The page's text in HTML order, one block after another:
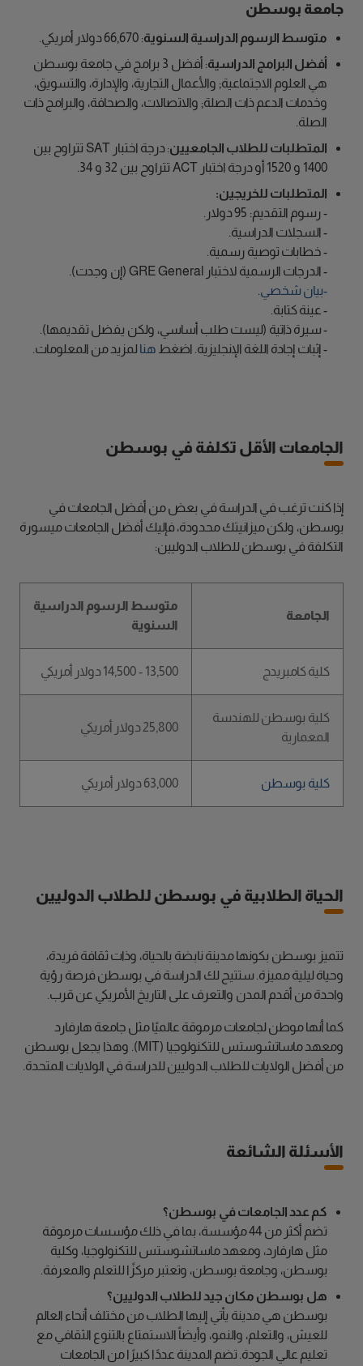
جامعة بوسطن
متوسط الرسوم الدراسية السنوية: 66,670 دولار أمريكي.
أفضل البرامج الدراسية
: أفضل 3 برامج في جامعة بوسطن
هي العلوم الاجتماعية; والأعمال التجارية، والإدارة، والتسويق،
وخدمات الدعم ذات الصلة; والاتصالات، والصحافة، والبرامج ذات
الصلة.
المتطلبات للطلاب الجامعيين
: درجة اختبار SAT تتراوح بين
1400 و 1520 أو درجة اختبار ACT تتراوح بين 32 و 34.
المتطلبات للخريجين:
- رسوم التقديم: 95 دولار.
- السجلات الدراسية.
- خطابات توصية رسمية.
- الدرجات الرسمية لاختبار GRE General (إن وجدت).
-بيان شخصي
- عينة كتابة.
- سيرة ذاتية (ليست طلب أساسي، ولكن يفضل تقديمها).
- إثبات إجادة اللغة الإنجليزية. اضغط هنا لمزيد من المعلومات.
الجامعات الأقل تكلفة في بوسطن
إذا كنت ترغب في الدراسة في بعض من أفضل الجامعات في
بوسطن، ولكن ميزانيتك محدودة، فإليك أفضل الجامعات ميسورة
التكلفة في بوسطن للطلاب الدوليين:
الجامعة
متوسط الرسوم الدراسية
السنوية
كلية كامبريدج 13,500 - 14,500 دولار أمريكي
كلية بوسطن للهندسة
المعمارية
25,800 دولار أمريكي
كلية بوسطن 63,000 دولار أمريكي
الحياة الطلابية في بوسطن للطلاب الدوليين
تتميز بوسطن بكونها مدينة نابضة بالحياة، وذات ثقافة فريدة،
وحياة ليلية مميزة. ستتيح لك الدراسة في بوسطن فرصة رؤية
واحدة من أقدم المدن والتعرف على التاريخ الأمريكي عن قرب.
كما أنها موطن لجامعات مرموقة عالميًا مثل جامعة هارفارد
ومعهد ماساتشوستس للتكنولوجيا (MIT). وهذا يجعل بوسطن
من أفضل الولايات للطلاب الدوليين للدراسة في الولايات المتحدة.
الأسئلة الشائعة
كم عدد الجامعات في بوسطن؟
تضم أكثر من 44 مؤسسة، بما في ذلك مؤسسات مرموقة
مثل هارفارد، ومعهد ماساتشوستس للتكنولوجيا، وكلية
بوسطن، وجامعة بوسطن، وتعتبر مركزًا للتعلم والمعرفة.
هل بوسطن مكان جيد للطلاب الدوليين؟
بوسطن هي مدينة يأتي إليها الطلاب من مختلف أنحاء العالم
للعيش، والتعلم، والنمو، وأيضاً الاستمتاع بالتنوع الثقافي مع
تعليم عالي الجودة. تضم المدينة عددًا كبيرًا من الجامعات